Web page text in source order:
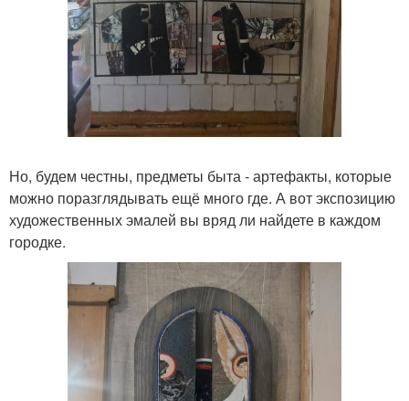
Но, будем честны, предметы быта - артефакты, которые
можно поразглядывать ещё много где. А вот экспозицию
художественных эмалей вы вряд ли найдете в каждом
городке.